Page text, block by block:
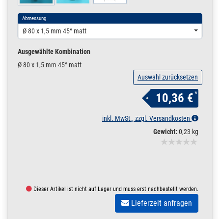
Abmessung
Ø 80 x 1,5 mm 45° matt
Ausgewählte Kombination
Ø 80 x 1,5 mm 45° matt
Auswahl zurücksetzen
10,36 €*
inkl. MwSt., zzgl. Versandkosten
Gewicht: 0,23 kg
Dieser Artikel ist nicht auf Lager und muss erst nachbestellt werden.
Lieferzeit anfragen